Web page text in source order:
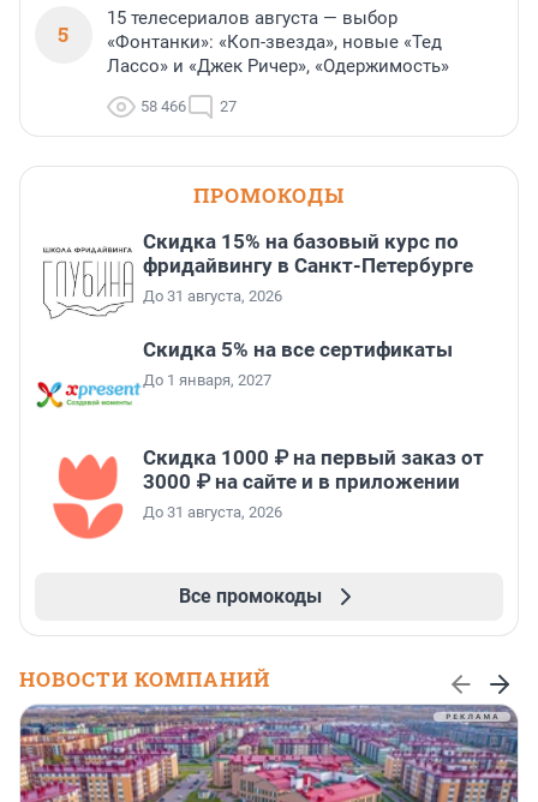
5
15 телесериалов августа — выбор
«Фонтанки»: «Коп-звезда», новые «Тед
Лассо» и «Джек Ричер», «Одержимость»
58 466 27
ПРОМОКОДЫ
Скидка 15% на базовый курс по
фридайвингу в Санкт-Петербурге
До 31 августа, 2026
Скидка 5% на все сертификаты
До 1 января, 2027
Скидка 1000 ₽ на первый заказ от
3000 ₽ на сайте и в приложении
До 31 августа, 2026
Все промокоды
НОВОСТИ КОМПАНИЙ